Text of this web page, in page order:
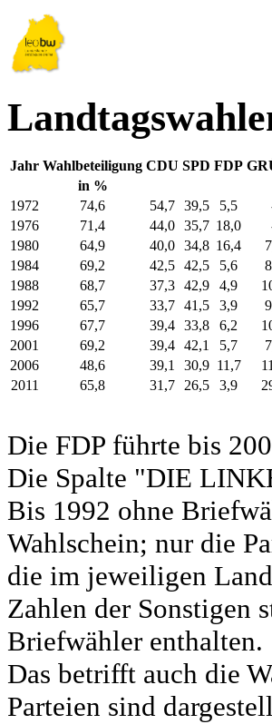
Jahr Wahlbeteiligung CDU SPD FDP
in %
1972
74,6 54,7 39,5 5,5
1976
71,4 44,0 35,7 18,0
1980
64,9 40,0 34,8 16,4
1984
69,2 42,5 42,5 5,6
1988
68,7 37,3 42,9 4,9
1992
65,7 33,7 41,5 3,9
1996
67,7 39,4 33,8 6,2
2001
69,2 39,4 42,1 5,7
2006
48,6 39,1 30,9 11,7
2011
65,8 31,7 26,5 3,9
Die FDP führte bis
Die Spalte "DIE
Bis 1992 ohne
Wahlschein; nur die
die im jeweiligen
Zahlen der Sonstigen
Briefwähler enthalten.
Das betrifft auch die
Parteien sind